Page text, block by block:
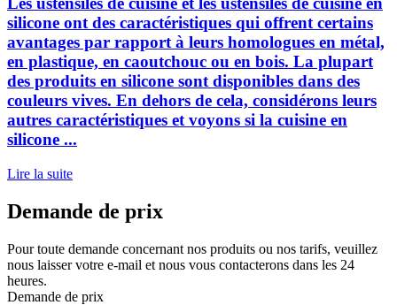
silicone ont des caractéristiques qui offrent certains
avantages par rapport à leurs homologues en métal,
en plastique, en caoutchouc ou en bois. La plupart
des produits en silicone sont disponibles dans des
couleurs vives. En dehors de cela, considérons leurs
autres caractéristiques et voyons si la cuisine en
silicone ...
Lire la suite
Demande de prix
Pour toute demande concernant nos produits ou nos tarifs, veuillez
nous laisser votre e-mail et nous vous contacterons dans les 24
heures.
Demande de prix